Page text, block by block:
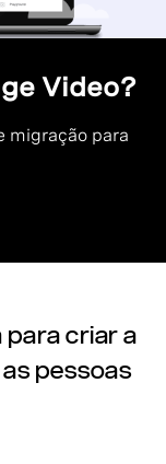
Video?
migração para
criar a
pessoas